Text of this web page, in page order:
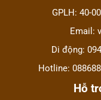
GPLH: 40-
Email:
Di động:
Hotline:
Hỗ